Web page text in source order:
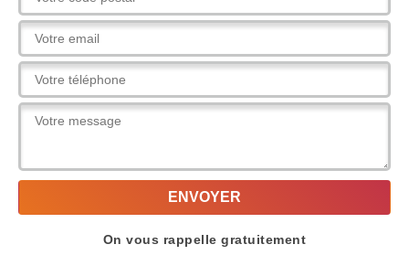
On vous rappelle gratuitement